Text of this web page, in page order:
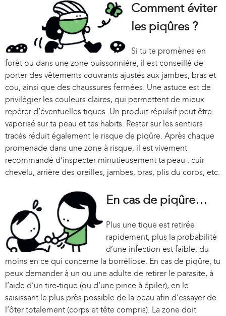
r
a
l
)
Comment éviter
les piqûres ?
Si tu te promènes en
forêt ou dans une zone buissonnière, il est conseillé de
porter des vêtements couvrants ajustés aux jambes, bras et
cou, ainsi que des chaussures fermées. Une astuce est de
privilégier les couleurs claires, qui permettent de mieux
repérer d’éventuelles tiques. Un produit répulsif peut être
vaporisé sur ta peau et tes habits. Rester sur les sentiers
tracés réduit également le risque de piqûre. Après chaque
promenade dans une zone à risque, il est vivement
recommandé d’inspecter minutieusement ta peau : cuir
chevelu, arrière des oreilles, jambes, bras, plis du corps, etc.
En cas de piqûre…
Plus une tique est retirée
rapidement, plus la probabilité
d’une infection est faible, du
moins en ce qui concerne la borréliose. En cas de piqûre, tu
peux demander à un ou une adulte de retirer le parasite, à
l’aide d’un tire-tique (ou d’une pince à épiler), en le
saisissant le plus près possible de la peau afin d’essayer de
l’ôter totalement (corps et tête compris). La zone doit